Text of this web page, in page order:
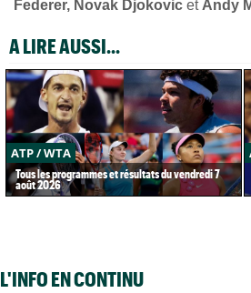
Federer, Novak Djokovic et Andy
A LIRE AUSSI...
ATP / WTA
Tous les programmes et résultats du vendredi 7
août 2026
L'INFO EN CONTINU